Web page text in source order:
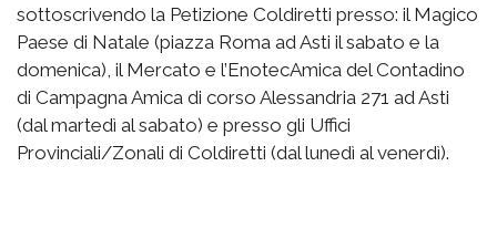
sottoscrivendo la Petizione Coldiretti presso: il Magico
Paese di Natale (piazza Roma ad Asti il sabato e la
domenica), il Mercato e l’EnotecAmica del Contadino
di Campagna Amica di corso Alessandria 271 ad Asti
(dal martedì al sabato) e presso gli Uffici
Provinciali/Zonali di Coldiretti (dal lunedì al venerdì).